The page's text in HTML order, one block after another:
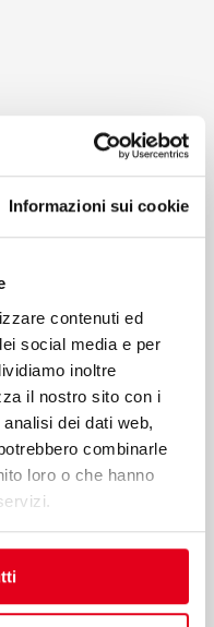
Informazioni sui cookie
contenuti ed
social media e per
inoltre
il nostro sito con i
dei dati web,
combinarle
loro o che hanno
my consent to the
out in EU member